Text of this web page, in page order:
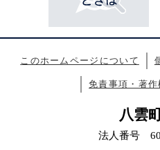
このホームページについて
免責事項・著作
八雲
法人番号